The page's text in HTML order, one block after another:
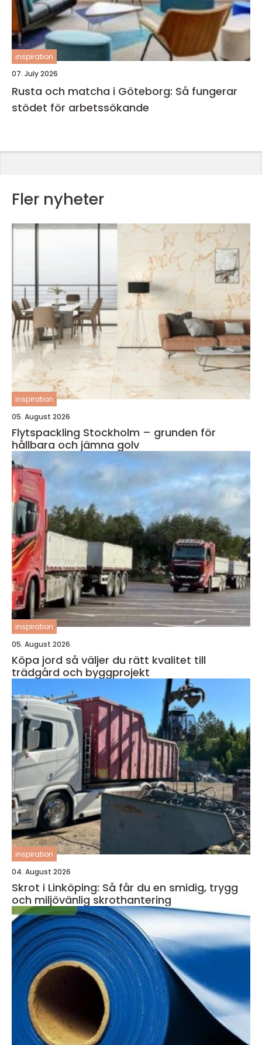
inspiration
07. July 2026
Rusta och matcha i Göteborg: Så fungerar
stödet för arbetssökande
Fler nyheter
inspiration
05. August 2026
Flytspackling Stockholm – grunden för
hållbara och jämna golv
inspiration
05. August 2026
Köpa jord så väljer du rätt kvalitet till
trädgård och byggprojekt
inspiration
04. August 2026
Skrot i Linköping: Så får du en smidig, trygg
och miljövänlig skrothantering